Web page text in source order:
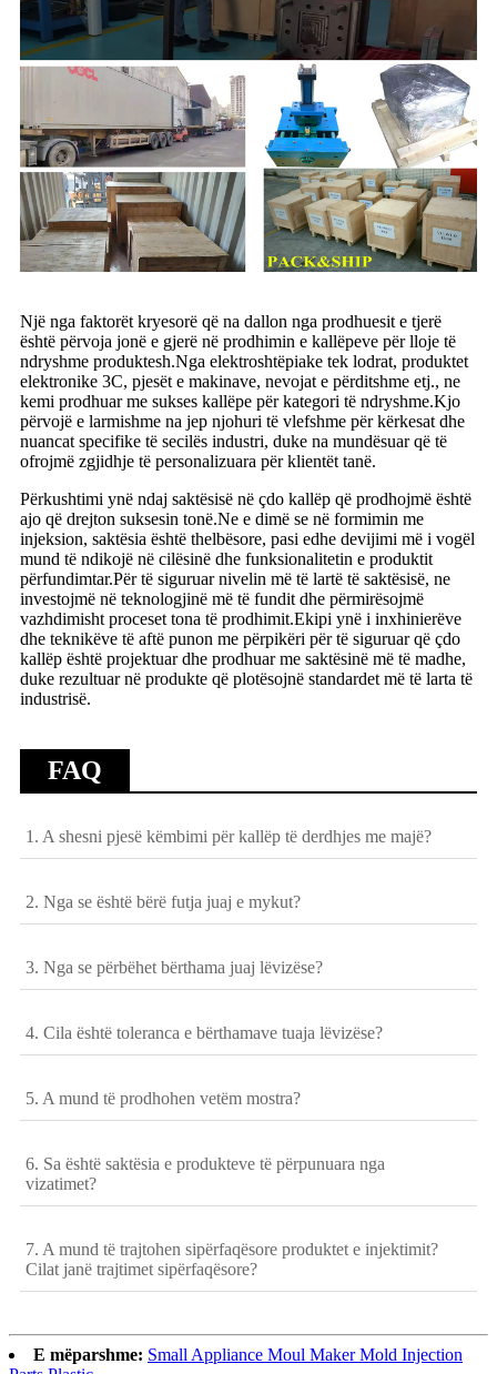
Një nga faktorët kryesorë që na dallon nga prodhuesit e tjerë
është përvoja jonë e gjerë në prodhimin e kallëpeve për lloje të
ndryshme produktesh.Nga elektroshtëpiake tek lodrat, produktet
elektronike 3C, pjesët e makinave, nevojat e përditshme etj., ne
kemi prodhuar me sukses kallëpe për kategori të ndryshme.Kjo
përvojë e larmishme na jep njohuri të vlefshme për kërkesat dhe
nuancat specifike të secilës industri, duke na mundësuar që të
ofrojmë zgjidhje të personalizuara për klientët tanë.
Përkushtimi ynë ndaj saktësisë në çdo kallëp që prodhojmë është
ajo që drejton suksesin tonë.Ne e dimë se në formimin me
injeksion, saktësia është thelbësore, pasi edhe devijimi më i vogël
mund të ndikojë në cilësinë dhe funksionalitetin e produktit
përfundimtar.Për të siguruar nivelin më të lartë të saktësisë, ne
investojmë në teknologjinë më të fundit dhe përmirësojmë
vazhdimisht proceset tona të prodhimit.Ekipi ynë i inxhinierëve
dhe teknikëve të aftë punon me përpikëri për të siguruar që çdo
kallëp është projektuar dhe prodhuar me saktësinë më të madhe,
duke rezultuar në produkte që plotësojnë standardet më të larta të
industrisë.
FAQ
1. A shesni pjesë këmbimi për kallëp të derdhjes me majë?
2. Nga se është bërë futja juaj e mykut?
3. Nga se përbëhet bërthama juaj lëvizëse?
4. Cila është toleranca e bërthamave tuaja lëvizëse?
5. A mund të prodhohen vetëm mostra?
6. Sa është saktësia e produkteve të përpunuara nga
vizatimet?
7. A mund të trajtohen sipërfaqësore produktet e injektimit?
Cilat janë trajtimet sipërfaqësore?
E mëparshme: Small Appliance Moul Maker Mold Injection